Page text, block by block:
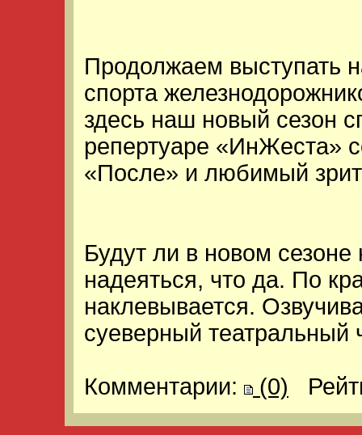
Продолжаем выступать
спорта
здесь наш новый сезон
репертуаре «ИнЖеста»
«После» и любимый
Будут ли в новом
надеяться, что да. По
наклевывается.
суеверный
Комментарии: (0)